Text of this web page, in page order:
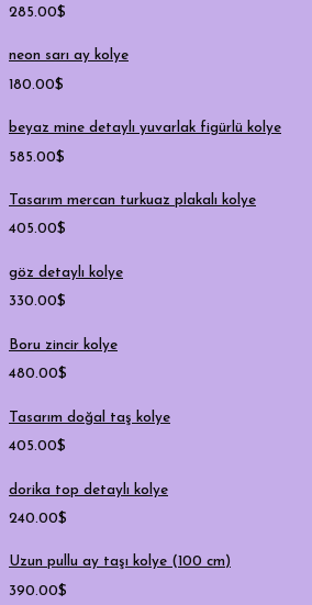
285.00$
neon sarı ay kolye
180.00$
beyaz mine detaylı yuvarlak figürlü kolye
585.00$
Tasarım mercan turkuaz plakalı kolye
405.00$
göz detaylı kolye
330.00$
Boru zincir kolye
480.00$
Tasarım doğal taş kolye
405.00$
dorika top detaylı kolye
240.00$
Uzun pullu ay taşı kolye (100 cm)
390.00$